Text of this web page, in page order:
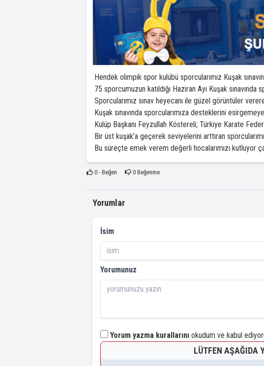
Hendek olimpik spor kulübü sporcularımız Kuşak
75 sporcumuzun katıldığı Haziran Ayı Kuşak
Sporcularımız sınav heyecanı ile güzel görüntüler
Kuşak sınavında sporcularımıza desteklerini
Kulüp Başkanı Feyzullah Köstereli; Türkiye Karate
Bir üst kuşak’a geçerek seviyelerini arttıran
Bu süreçte emek verem değerli hocalarımızı kutluyor
0- Beğen 0Beğenme
Yorumlar
İsim
Yorumunuz
Yorum yazma kurallarını okudum ve kabul
LÜTFEN AŞAĞIDA